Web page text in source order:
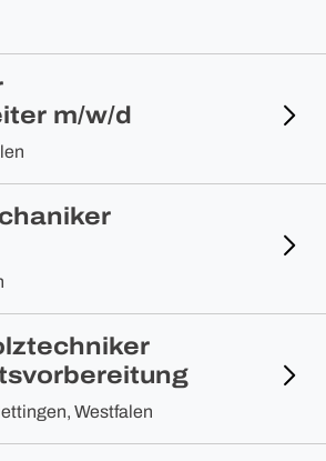
m/w/d
Westfalen